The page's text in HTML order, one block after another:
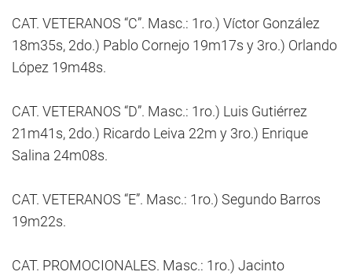
CAT. VETERANOS “C”. Masc.: 1ro.) Víctor González
18m35s, 2do.) Pablo Cornejo 19m17s y 3ro.) Orlando
López 19m48s.
CAT. VETERANOS “D”. Masc.: 1ro.) Luis Gutiérrez
21m41s, 2do.) Ricardo Leiva 22m y 3ro.) Enrique
Salina 24m08s.
CAT. VETERANOS “E”. Masc.: 1ro.) Segundo Barros
19m22s.
CAT. PROMOCIONALES. Masc.: 1ro.) Jacinto